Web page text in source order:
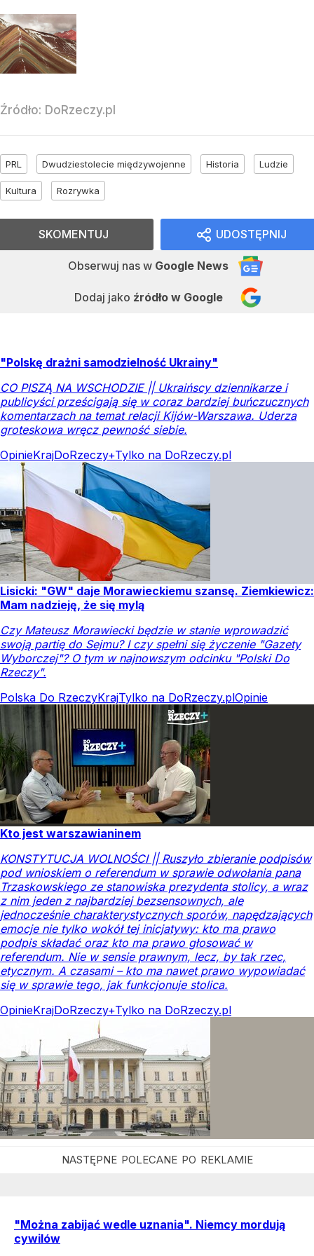
Źródło: DoRzeczy.pl
PRL Dwudziestolecie międzywojenne Historia Ludzie
Kultura Rozrywka
UDOSTĘPNIJ
Obserwuj nas w Google News
Dodaj jako źródło w Google
SKOMENTUJ
"Polskę drażni samodzielność Ukrainy"
CO PISZĄ NA WSCHODZIE || Ukraińscy dziennikarze i
publicyści prześcigają się w coraz bardziej buńczucznych
komentarzach na temat relacji Kijów-Warszawa. Uderza
groteskowa wręcz pewność siebie.
OpinieKrajDoRzeczy+Tylko na DoRzeczy.pl
Lisicki: "GW" daje Morawieckiemu szansę. Ziemkiewicz:
Mam nadzieję, że się mylą
Czy Mateusz Morawiecki będzie w stanie wprowadzić
swoją partię do Sejmu? I czy spełni się życzenie "Gazety
Wyborczej"? O tym w najnowszym odcinku "Polski Do
Rzeczy".
Polska Do RzeczyKrajTylko na DoRzeczy.plOpinie
Kto jest warszawianinem
KONSTYTUCJA WOLNOŚCI || Ruszyło zbieranie podpisów
pod wnioskiem o referendum w sprawie odwołania pana
Trzaskowskiego ze stanowiska prezydenta stolicy, a wraz
z nim jeden z najbardziej bezsensownych, ale
jednocześnie charakterystycznych sporów, napędzających
emocje nie tylko wokół tej inicjatywy: kto ma prawo
podpis składać oraz kto ma prawo głosować w
referendum. Nie w sensie prawnym, lecz, by tak rzec,
etycznym. A czasami – kto ma nawet prawo wypowiadać
się w sprawie tego, jak funkcjonuje stolica.
OpinieKrajDoRzeczy+Tylko na DoRzeczy.pl
"Można zabijać wedle uznania". Niemcy mordują
cywilów